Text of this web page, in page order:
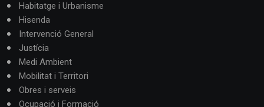
Habitatge i Urbanisme
Hisenda
Intervenció General
Justícia
Medi Ambient
Mobilitat i Territori
Obres i serveis
Ocupació i Formació